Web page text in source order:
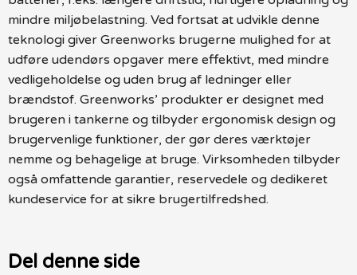
mindre miljøbelastning. Ved fortsat at udvikle denne
teknologi giver Greenworks brugerne mulighed for at
udføre udendørs opgaver mere effektivt, med mindre
vedligeholdelse og uden brug af ledninger eller
brændstof. Greenworks’ produkter er designet med
brugeren i tankerne og tilbyder ergonomisk design og
brugervenlige funktioner, der gør deres værktøjer
nemme og behagelige at bruge. Virksomheden tilbyder
også omfattende garantier, reservedele og dedikeret
kundeservice for at sikre brugertilfredshed.
Del denne side